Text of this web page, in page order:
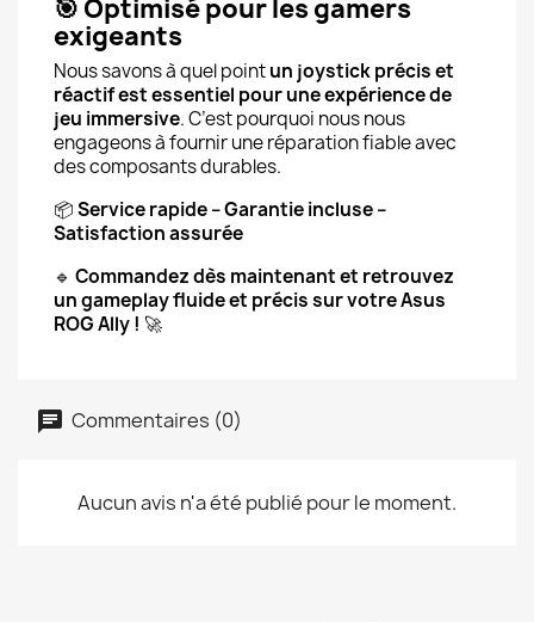
🎯 Optimisé pour les gamers
exigeants
Nous savons à quel pointun joystick précis et
réactif est essentiel pour une expérience de
jeu immersive. C’est pourquoi nous nous
engageons à fournir une réparation fiable avec
des composants durables.
📦Service rapide – Garantie incluse –
Satisfaction assurée
🔹 Commandez dès maintenant et retrouvez
un gameplay fluide et précis sur votre Asus
ROG Ally ! 🚀
Commentaires (0)
Aucun avis n'a été publié pour le moment.